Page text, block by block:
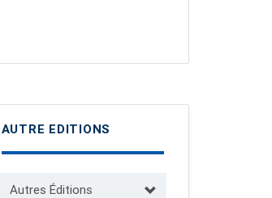
AUTRE EDITIONS
Autres Éditions